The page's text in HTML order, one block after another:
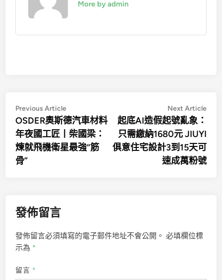
More by admin
文
章
導
覽
Previous ArticlePrevious
article:
OSDER奧斯德汽車材料
年夜國工匠丨柴國梁：
煉就飛機衛星最強“筋
骨”
Next Article
起底AI造假起號亂象：
只需繳納1680元 JIUYI
俱意住宅設計3到15天可
速成萬粉號
發佈留言
發佈留言必須填寫的電子郵件地址不會公開。 必填欄位標
示為 *
留言 *